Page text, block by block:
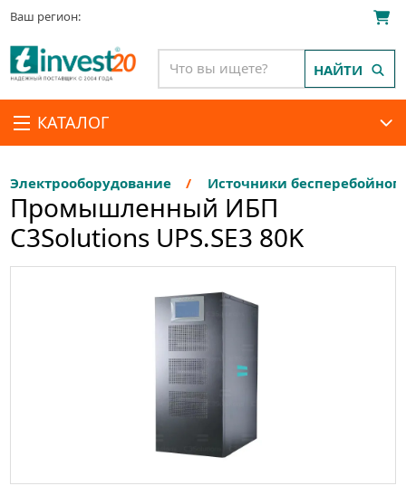
Ваш регион:
КАТАЛОГ
НАЙТИ
Электрооборудование Источники
Промышленный ИБП
C3Solutions UPS.SE3 80K